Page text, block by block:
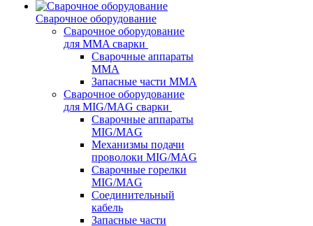
Сварочное оборудование
Сварочное оборудование
для MMA сварки
Сварочные аппараты
MMA
Запасные части MMA
Сварочное оборудование
для MIG/MAG сварки
Сварочные аппараты
MIG/MAG
Механизмы подачи
проволоки MIG/MAG
Сварочные горелки
MIG/MAG
Соединительный
кабель
Запасные части